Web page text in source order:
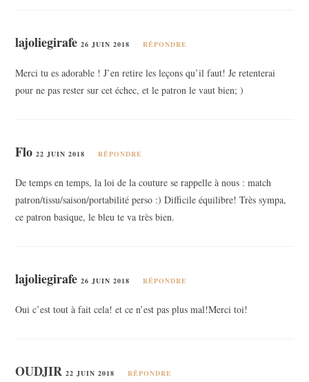
lajoliegirafe 26 JUIN 2018 RÉPONDRE
Merci tu es adorable ! J’en retire les leçons qu’il faut! Je retenterai
pour ne pas rester sur cet échec, et le patron le vaut bien; )
Flo 22 JUIN 2018 RÉPONDRE
De temps en temps, la loi de la couture se rappelle à nous : match
patron/tissu/saison/portabilité perso :) Difficile équilibre! Très sympa,
ce patron basique, le bleu te va très bien.
lajoliegirafe 26 JUIN 2018 RÉPONDRE
Oui c’est tout à fait cela! et ce n’est pas plus mal!Merci toi!
OUDJIR22 JUIN 2018 RÉPONDRE